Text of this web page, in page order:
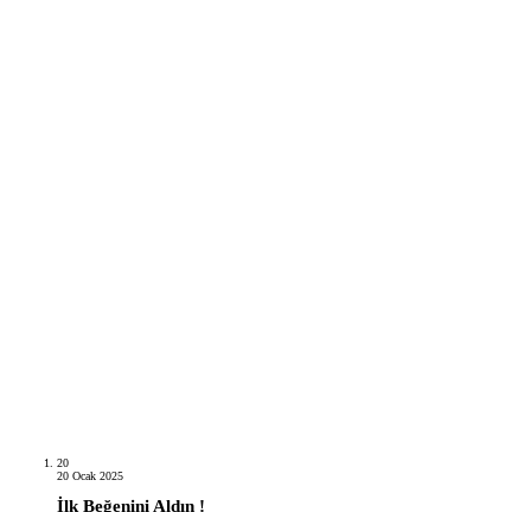
20
20 Ocak 2025
İlk Beğenini Aldın !